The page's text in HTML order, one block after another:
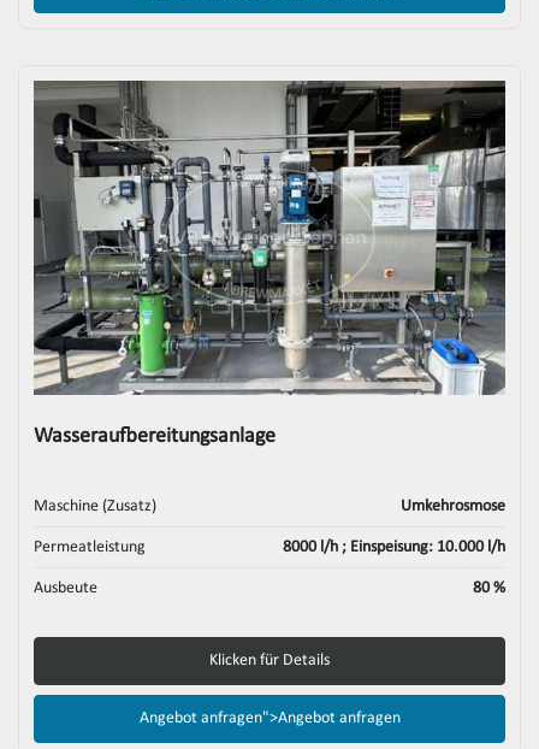
Wasseraufbereitungsanlage
Maschine (Zusatz) Umkehrosmose
Permeatleistung 8000 l/h ; Einspeisung: 10.000 l/h
Ausbeute 80 %
Klicken für Details
Angebot anfragen">Angebot anfragen